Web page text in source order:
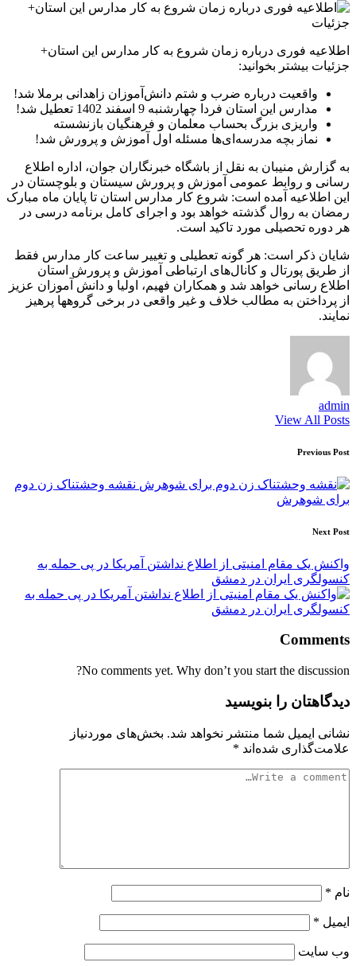
اطلاعیه فوری درباره زمان شروع به کار مدارس این استان+
جزئیات بیشتر بخوانید:
واقعیت درباره ضرب و شتم دانش‌آموزان زاهدانی برملا شد!
مدارس این استان فردا چهارشنبه 9 اسفند 1402 تعطیل شد!
واریزی بزرگ بحساب معلمان و فرهنگیان بازنشسته
نماز بچه مدرسه‌ای‌ها مسئله اول آموزش و پرورش شد!
به گزارش منیبان به نقل از باشگاه خبرنگاران جوان، اداره اطلاع
رسانی و روابط عمومی آموزش و پرورش سیستان و بلوچستان در
این اطلاعیه آمده است: شروع کار مدارس استان تا پایان ماه مبارک
رمضان به روال گذشته خواهد بود و اجرای کامل برنامه درسی در
هر دوره تحصیلی مورد تاکید است.
شایان ذکر است: هر گونه تعطیلی و تغییر ساعت کار مدارس فقط
از طریق پورتال و کانال‌های ارتباطی آموزش و پرورش استان
اطلاع رسانی خواهد شد و همکاران فهیم، اولیا و دانش آموزان عزیز
از پرداختن به مطالب خلاف و غیر واقعی در برخی گروهها پرهیز
نمایند.
admin
View All Posts
Post
navigation
Previous Post
نقشه وحشتناک زن دوم
برای شوهرش
Next Post
واکنش یک مقام امنیتی از اطلاع نداشتن آمریکا در پی حمله به
کنسولگری ایران در دمشق
Comments
No comments yet. Why don’t you start the discussion?
دیدگاهتان را بنویسید
نشانی ایمیل شما منتشر نخواهد شد. بخش‌های موردنیاز
علامت‌گذاری شده‌اند *
نام *
ایمیل *
وب‌ سایت